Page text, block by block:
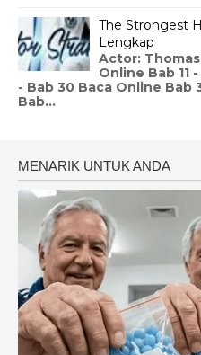
The Strongest
Lengkap
Actor: Thomas
Online Bab 11
- Bab 30 Baca Online Bab
Bab...